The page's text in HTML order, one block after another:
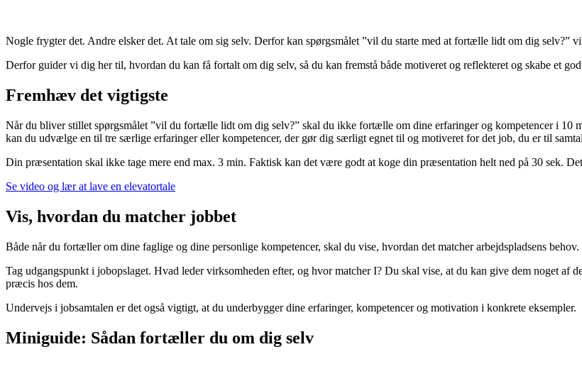
Nogle frygter det. Andre elsker det. At tale om sig selv. Derfor kan spørgsmålet ”vil du starte med at fortælle lidt om dig selv?”
Derfor guider vi dig her til, hvordan du kan få fortalt om dig selv, så du kan fremstå både motiveret og reflekteret og skabe et
Fremhæv det vigtigste
Når du bliver stillet spørgsmålet ”vil du fortælle lidt om dig selv?” skal du ikke fortælle om dine erfaringer og kompetencer i
kan du udvælge en til tre særlige erfaringer eller kompetencer, der gør dig særligt egnet til og motiveret for det job, du er til
Din præsentation skal ikke tage mere end max. 3 min. Faktisk kan det være godt at koge din præsentation helt ned på 30 sek.
Se video og lær at lave en elevatortale
Vis, hvordan du matcher jobbet
Både når du fortæller om dine faglige og dine personlige kompetencer, skal du vise, hvordan det matcher arbejdspladsens behov.
Tag udgangspunkt i jobopslaget. Hvad leder virksomheden efter, og hvor matcher I? Du skal vise, at du kan give dem noget af
præcis hos dem.
Undervejs i jobsamtalen er det også vigtigt, at du underbygger dine erfaringer, kompetencer og motivation i konkrete eksempler.
Miniguide: Sådan fortæller du om dig selv